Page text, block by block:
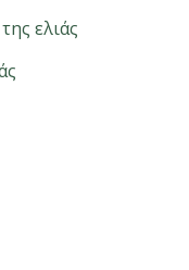
ελιάς